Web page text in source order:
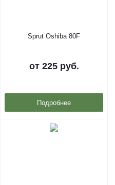
Sprut Oshiba 80F
от 225 руб.
Подробнее